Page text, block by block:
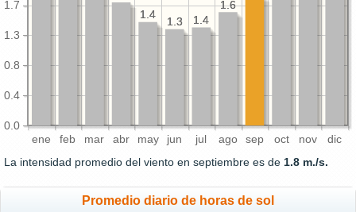
ene feb mar abr may jun jul ago sep oct nov dic
0.0
0.4
0.8
1.3
1.7
1.6
1.4
1.3
1.4
1.6
1.4
1.3
1.4
La intensidad promedio del viento en septiembre es de 1.8 m./s.
Promedio diario de horas de sol